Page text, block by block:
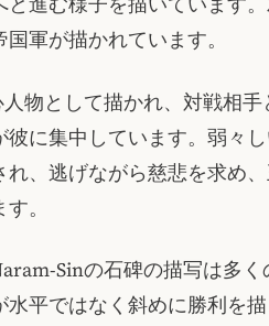
軍が描かれています。
物として描かれ、対戦相
に集中しています。弱々
れ、逃げながら慈悲を求め
。
Sinの石碑の描写は多
平ではなく斜めに勝利を描